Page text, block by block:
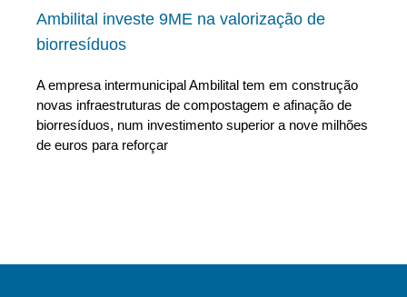
Ambilital investe 9ME na valorização de
biorresíduos
A empresa intermunicipal Ambilital tem em construção
novas infraestruturas de compostagem e afinação de
biorresíduos, num investimento superior a nove milhões
de euros para reforçar